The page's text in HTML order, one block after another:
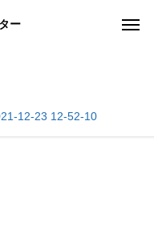
ー
12-23 12-52-10